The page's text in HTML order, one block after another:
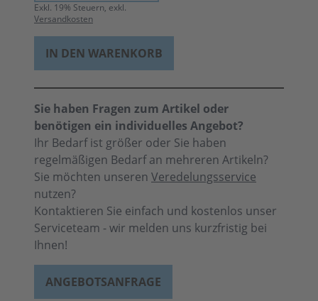
Exkl. 19% Steuern, exkl.
Versandkosten
IN DEN WARENKORB
Sie haben Fragen zum Artikel oder
benötigen ein individuelles Angebot?
Ihr Bedarf ist größer oder Sie haben
regelmäßigen Bedarf an mehreren Artikeln?
Sie möchten unseren Veredelungsservice
nutzen?
Kontaktieren Sie einfach und kostenlos unser
Serviceteam - wir melden uns kurzfristig bei
Ihnen!
ANGEBOTSANFRAGE